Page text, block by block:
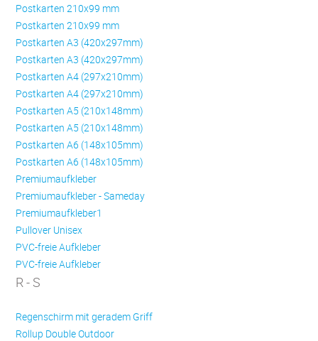
Postkarten 210x99 mm
Postkarten 210x99 mm
Postkarten A3 (420x297mm)
Postkarten A3 (420x297mm)
Postkarten A4 (297x210mm)
Postkarten A4 (297x210mm)
Postkarten A5 (210x148mm)
Postkarten A5 (210x148mm)
Postkarten A6 (148x105mm)
Postkarten A6 (148x105mm)
Premiumaufkleber
Premiumaufkleber - Sameday
Premiumaufkleber1
Pullover Unisex
PVC-freie Aufkleber
PVC-freie Aufkleber
R - S
Regenschirm mit geradem Griff
Rollup Double Outdoor